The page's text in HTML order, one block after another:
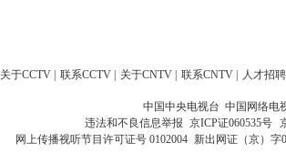
关于CCTV 联系CCTV 关于CNTV 联系CNTV 人才招聘
中国中央电视台 中国网络电
违法和不良信息举报 京ICP证060535号
网上传播视听节目许可证号 0102004 新出网证（京）